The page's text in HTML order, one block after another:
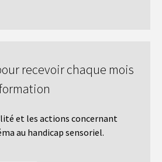
recevoir chaque mois
et les actions concernant
au handicap sensoriel.